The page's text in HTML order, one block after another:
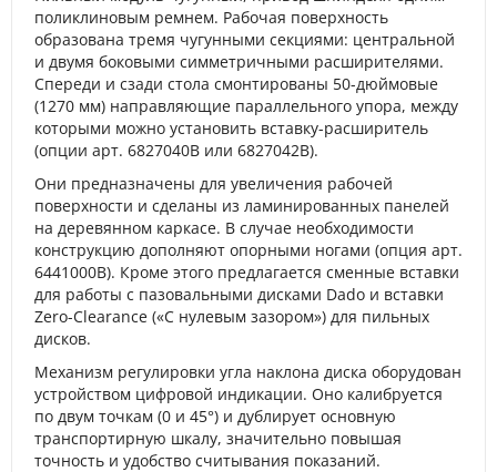
поликлиновым ремнем. Рабочая поверхность
образована тремя чугунными секциями: центральной
и двумя боковыми симметричными расширителями.
Спереди и сзади стола смонтированы 50-дюймовые
(1270 мм) направляющие параллельного упора, между
которыми можно установить вставку-расширитель
(опции арт. 6827040B или 6827042B).
Они предназначены для увеличения рабочей
поверхности и сделаны из ламинированных панелей
на деревянном каркасе. В случае необходимости
конструкцию дополняют опорными ногами (опция арт.
6441000B). Кроме этого предлагается сменные вставки
для работы с пазовальными дисками Dado и вставки
Zero-Clearance («С нулевым зазором») для пильных
дисков.
Механизм регулировки угла наклона диска оборудован
устройством цифровой индикации. Оно калибруется
по двум точкам (0 и 45°) и дублирует основную
транспортирную шкалу, значительно повышая
точность и удобство считывания показаний.